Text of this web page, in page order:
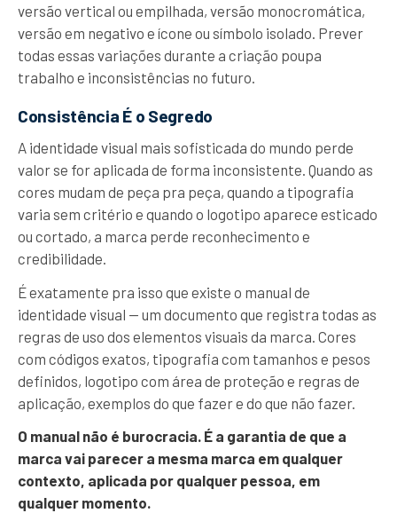
versão vertical ou empilhada, versão monocromática,
versão em negativo e ícone ou símbolo isolado. Prever
todas essas variações durante a criação poupa
trabalho e inconsistências no futuro.
Consistência É o Segredo
A identidade visual mais sofisticada do mundo perde
valor se for aplicada de forma inconsistente. Quando as
cores mudam de peça pra peça, quando a tipografia
varia sem critério e quando o logotipo aparece esticado
ou cortado, a marca perde reconhecimento e
credibilidade.
É exatamente pra isso que existe o manual de
identidade visual — um documento que registra todas as
regras de uso dos elementos visuais da marca. Cores
com códigos exatos, tipografia com tamanhos e pesos
definidos, logotipo com área de proteção e regras de
aplicação, exemplos do que fazer e do que não fazer.
O manual não é burocracia. É a garantia de que a
marca vai parecer a mesma marca em qualquer
contexto, aplicada por qualquer pessoa, em
qualquer momento.